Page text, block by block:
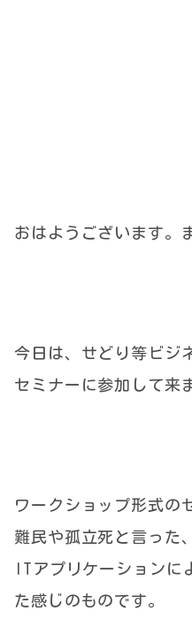
おはようございます。
今日は、せどり等ビジ
セミナーに参加して来
ワークショップ形式の
難民や孤立死と言った
ITアプリケーションに
た感じのものです。